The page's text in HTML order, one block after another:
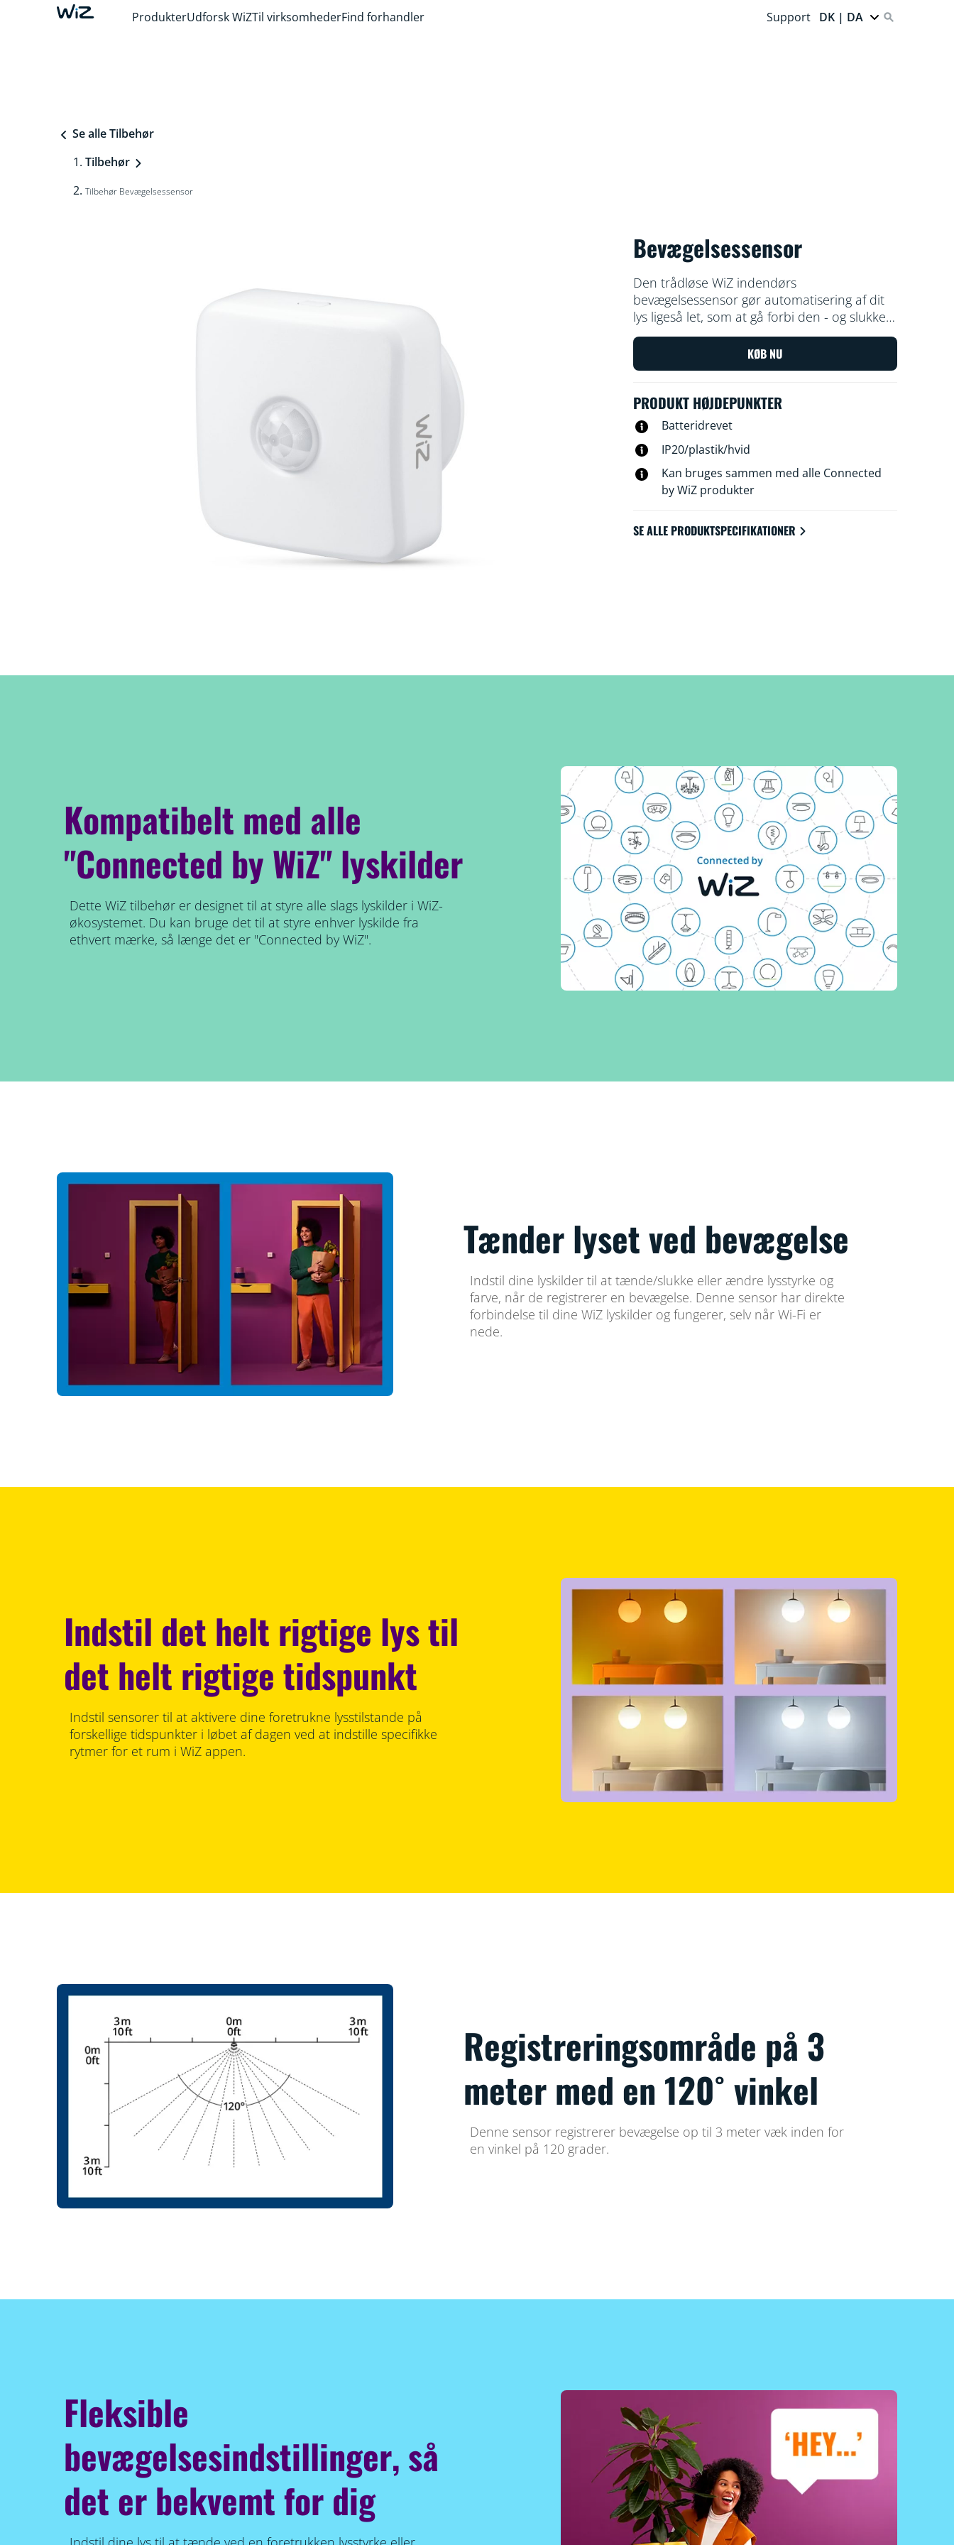
ProdukterUdforsk WiZTil virksomhederFind forhandler Support DK | DA
Se alle Tilbehør
Tilbehør
Tilbehør Bevægelsessensor
Bevægelsessensor
Den trådløse WiZ indendørs
bevægelsessensor gør automatisering af dit
lys ligeså let, som at gå forbi den - og slukker
lyset når du er væk. Placer sensoren, som er
batteridrevet, i entréen eller gangen, og
indstil den til at tænde eller slukke lyset til de
tidspunkter.
KØB NU
PRODUKT HØJDEPUNKTER
Batteridrevet
IP20/plastik/hvid
Kan bruges sammen med alle Connected
by WiZ produkter
SE ALLE PRODUKTSPECIFIKATIONER
Kompatibelt med alle
"Connected by WiZ" lyskilder
Dette WiZ tilbehør er designet til at styre alle slags lyskilder i WiZ-
økosystemet. Du kan bruge det til at styre enhver lyskilde fra
ethvert mærke, så længe det er "Connected by WiZ".
Tænder lyset ved bevægelse
Indstil dine lyskilder til at tænde/slukke eller ændre lysstyrke og
farve, når de registrerer en bevægelse. Denne sensor har direkte
forbindelse til dine WiZ lyskilder og fungerer, selv når Wi-Fi er
nede.
Indstil det helt rigtige lys til
det helt rigtige tidspunkt
Indstil sensorer til at aktivere dine foretrukne lysstilstande på
forskellige tidspunkter i løbet af dagen ved at indstille specifikke
rytmer for et rum i WiZ appen.
Registreringsområde på 3
meter med en 120˚ vinkel
Denne sensor registrerer bevægelse op til 3 meter væk inden for
en vinkel på 120 grader.
Fleksible
bevægelsesindstillinger, så
det er bekvemt for dig